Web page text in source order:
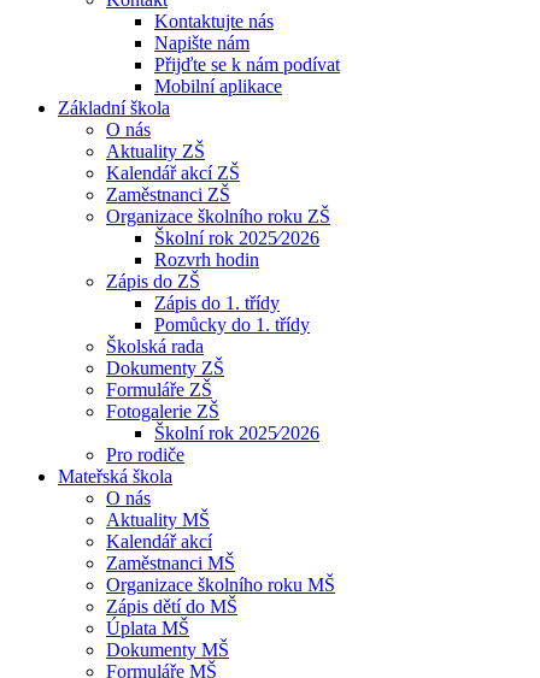
Kontaktujte nás
Napište nám
Přijďte se k nám podívat
Mobilní aplikace
Základní škola
O nás
Aktuality ZŠ
Kalendář akcí ZŠ
Zaměstnanci ZŠ
Organizace školního roku ZŠ
Školní rok 2025⁄2026
Rozvrh hodin
Zápis do ZŠ
Zápis do 1. třídy
Pomůcky do 1. třídy
Školská rada
Dokumenty ZŠ
Formuláře ZŠ
Fotogalerie ZŠ
Školní rok 2025⁄2026
Pro rodiče
Mateřská škola
O nás
Aktuality MŠ
Kalendář akcí
Zaměstnanci MŠ
Organizace školního roku MŠ
Zápis dětí do MŠ
Úplata MŠ
Dokumenty MŠ
Formuláře MŠ